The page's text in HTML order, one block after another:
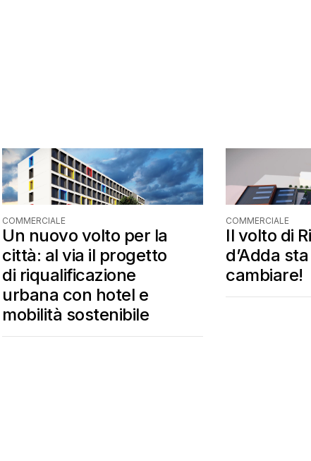
COMMERCIALE
Un nuovo volto per la
città: al via il progetto
di riqualificazione
urbana con hotel e
mobilità sostenibile
COMMERCIALE
Il volto di
d’Adda
cambiare!